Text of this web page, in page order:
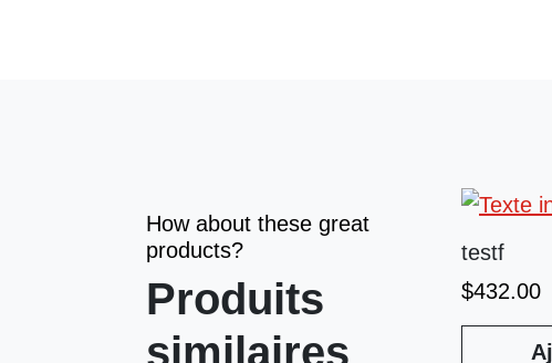
How about these great
products?
Produits
similaires
testf
$432.00